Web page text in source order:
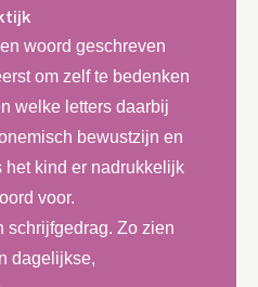
woord geschreven
om zelf te bedenken
welke letters daarbij
bewustzijn en
het kind er nadrukkelijk
voor.
schrijfgedrag. Zo zien
dagelijkse,